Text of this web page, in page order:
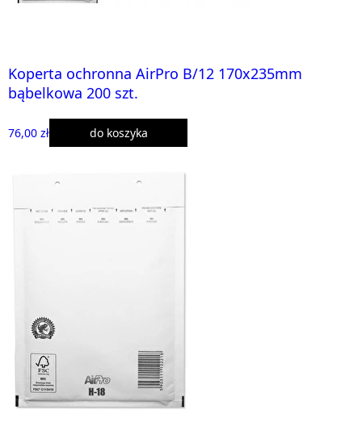
Koperta ochronna AirPro B/12 170x235mm
bąbelkowa 200 szt.
76,00 zł do koszyka